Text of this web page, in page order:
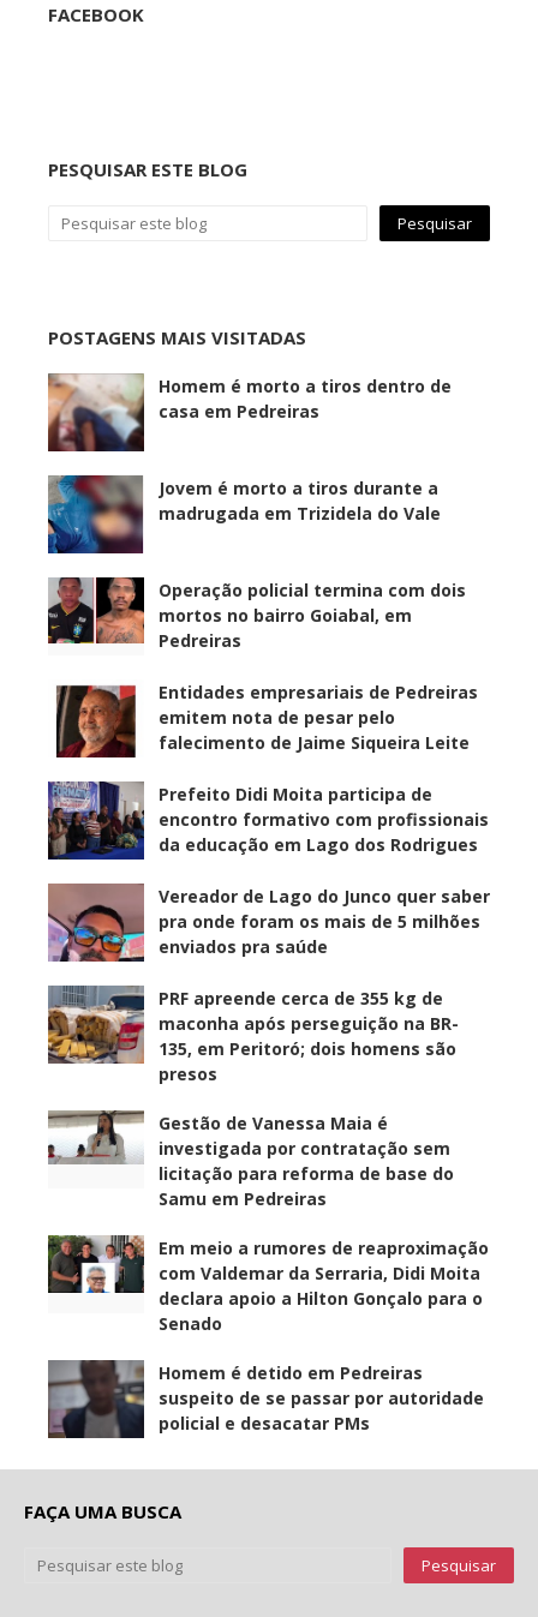
FACEBOOK
PESQUISAR ESTE BLOG
POSTAGENS MAIS VISITADAS
Homem é morto a tiros dentro de
casa em Pedreiras
Jovem é morto a tiros durante a
madrugada em Trizidela do Vale
Operação policial termina com dois
mortos no bairro Goiabal, em
Pedreiras
Entidades empresariais de Pedreiras
emitem nota de pesar pelo
falecimento de Jaime Siqueira Leite
Prefeito Didi Moita participa de
encontro formativo com profissionais
da educação em Lago dos Rodrigues
Vereador de Lago do Junco quer saber
pra onde foram os mais de 5 milhões
enviados pra saúde
PRF apreende cerca de 355 kg de
maconha após perseguição na BR-
135, em Peritoró; dois homens são
presos
Gestão de Vanessa Maia é
investigada por contratação sem
licitação para reforma de base do
Samu em Pedreiras
Em meio a rumores de reaproximação
com Valdemar da Serraria, Didi Moita
declara apoio a Hilton Gonçalo para o
Senado
Homem é detido em Pedreiras
suspeito de se passar por autoridade
policial e desacatar PMs
FAÇA UMA BUSCA